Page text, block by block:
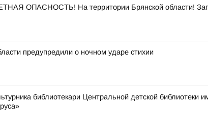
ОПАСНОСТЬ! На территории Брянской области!
предупредили о ночном ударе стихии
библиотекари Центральной детской библиотеки